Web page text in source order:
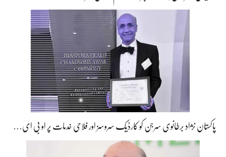
پاکستان نژاد برطانوی سرجن کو کارڈیک سروسز اور فلاحی خدمات پر او بی ای…